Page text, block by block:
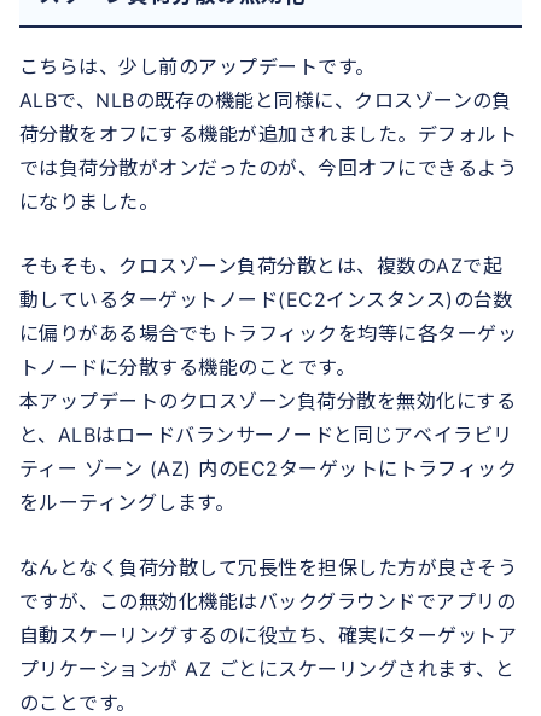
こちらは、少し前のアップデートです。
ALBで、NLBの既存の機能と同様に、クロスゾーンの負
荷分散をオフにする機能が追加されました。デフォルト
では負荷分散がオンだったのが、今回オフにできるよう
になりました。
そもそも、クロスゾーン負荷分散とは、複数のAZで起
動しているターゲットノード(EC2インスタンス)の台数
に偏りがある場合でもトラフィックを均等に各ターゲッ
トノードに分散する機能のことです。
本アップデートのクロスゾーン負荷分散を無効化にする
と、ALBはロードバランサーノードと同じアベイラビリ
ティー ゾーン (AZ) 内のEC2ターゲットにトラフィック
をルーティングします。
なんとなく負荷分散して冗長性を担保した方が良さそう
ですが、この無効化機能はバックグラウンドでアプリの
自動スケーリングするのに役立ち、確実にターゲットア
プリケーションが AZ ごとにスケーリングされます、と
のことです。